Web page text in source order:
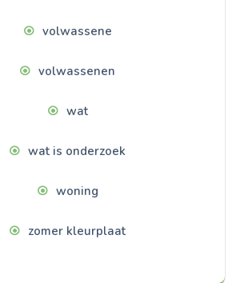
volwassene
volwassenen
wat
wat is onderzoek
woning
zomer kleurplaat